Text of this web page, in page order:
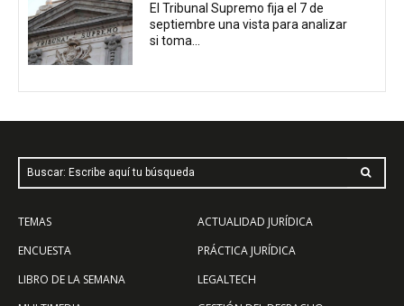
El Tribunal Supremo fija el 7 de
septiembre una vista para analizar
si toma...
Buscar: Escribe aquí tu búsqueda
TEMAS
ENCUESTA
LIBRO DE LA SEMANA
ACTUALIDAD JURÍDICA
PRÁCTICA JURÍDICA
LEGALTECH